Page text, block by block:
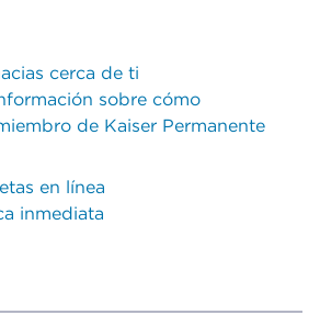
cerca de ti
sobre cómo
de Kaiser Permanente
en línea
inmediata